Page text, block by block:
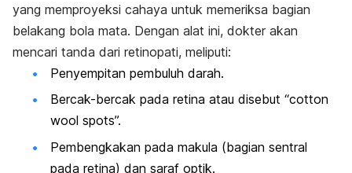
yang memproyeksi cahaya untuk memeriksa bagian
belakang bola mata. Dengan alat ini, dokter akan
mencari tanda dari retinopati, meliputi:
Penyempitan pembuluh darah.
Bercak-bercak pada retina atau disebut “cotton
wool spots”.
Pembengkakan pada makula (bagian sentral
pada retina) dan saraf optik.